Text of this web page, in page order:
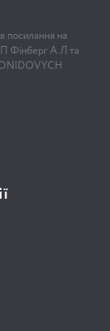
посилання на
П Фінберг А.Л та